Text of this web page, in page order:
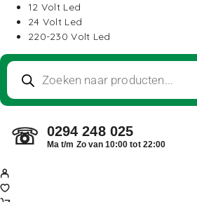
12 Volt Led
24 Volt Led
220-230 Volt Led
☏ 0294 248 025
Ma t/m Zo van 10:00 tot 22:00